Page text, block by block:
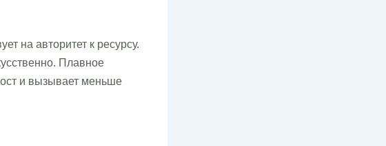
на авторитет к ресурсу.
Плавное
и вызывает меньше